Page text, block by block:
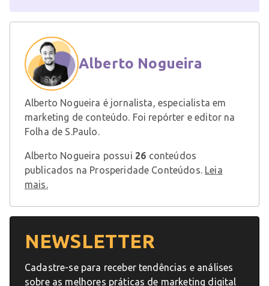
Alberto Nogueira
Alberto Nogueira é jornalista, especialista em
marketing de conteúdo. Foi repórter e editor na
Folha de S.Paulo.
Alberto Nogueira possui 26 conteúdos
publicados na Prosperidade Conteúdos. Leia
mais.
NEWSLETTER
Cadastre-se para receber tendências e análises
sobre as melhores práticas de marketing digital